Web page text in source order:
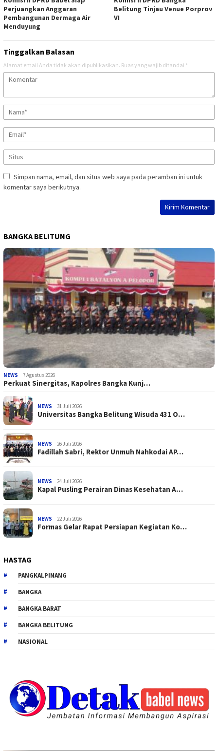
Perjuangkan Anggaran
Pembangunan Dermaga Air
Menduyung
Belitung Tinjau Venue Porprov
VI
Tinggalkan Balasan
Alamat email Anda tidak akan dipublikasikan. Ruas yang wajib ditandai *
Simpan nama, email, dan situs web saya pada peramban ini untuk
komentar saya berikutnya.
BANGKA BELITUNG
NEWS 7 Agustus 2026
Perkuat Sinergitas, Kapolres Bangka Kunj…
NEWS 31 Juli 2026
Universitas Bangka Belitung Wisuda 431 O…
NEWS 26 Juli 2026
Fadillah Sabri, Rektor Unmuh Nahkodai AP…
NEWS 24 Juli 2026
Kapal Pusling Perairan Dinas Kesehatan A…
NEWS 22 Juli 2026
Formas Gelar Rapat Persiapan Kegiatan Ko…
HASTAG
PANGKALPINANG
BANGKA
BANGKA BARAT
BANGKA BELITUNG
NASIONAL